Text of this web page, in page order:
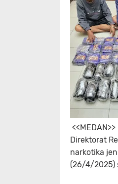
<<MEDAN>>
Direktorat
narkotika
(26/4/2025)